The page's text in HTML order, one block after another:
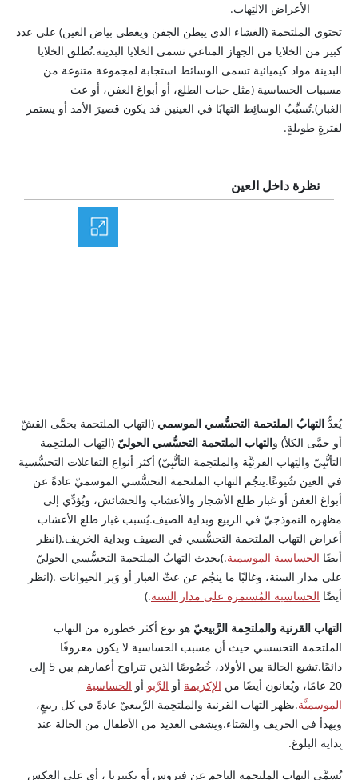
الأعراض الالتِهاب.
تحتوي الملتحمة (الغشاء الذي يبطن الجفن ويغطي بياض العين) على عدد
كبير من الخلايا من الجهاز المناعي تسمى الخلايا البدينة.تُطلق الخلايا
البدينة مواد كيميائية تسمى الوسائط استجابة لمجموعة متنوعة من
مسببات الحساسية (مثل حبات الطلع، أو أبواغ العفن، أو عث
الغبار).تُسبِّبُ الوسائِط التهابًا في العينين قد يكون قصيرَ الأمد أو يستمر
لفترةٍ طويلةٍ.
نظرة داخل العين
يُعدُّ التهابُ الملتحمة التحسُّسي الموسمي (التهاب الملتحمة بحمَّى القشّ
أو حمَّى الكلأ) والتهاب الملتحمة التحسُّسي الحوليّ (التِهاب الملتحِمة
التأتُّبِيّ والتِهاب القرنيَّة والملتحِمة التأتُّبِيّ) أكثر أنواع التفاعلات التحسُّسية
في العين شُيوعًا.ينجُم التهاب الملتحمة التحسُّسي الموسميّ عادةً عن
أبواغ العفن أو غبار طلع الأشجار والأعشاب والحشائش، ويُؤدِّي إلى
مظهره النموذجيّ في الربيع وبداية الصيف.يُسبب غبار طلع الأعشاب
أعراض التهاب الملتحمة التحسُّسي في الصيف وبداية الخريف.(انظر
أيضًا الحساسية الموسمية.)يحدث التهابُ الملتحمة التحسُّسي الحوليّ
على مدار السنة، وغالبًا ما ينجُم عن عثّ الغبار أو وَبر الحيوانات .(انظر
أيضًَا الحساسية المُستمرة على مدار السنة.)
التهاب القرنية والملتحِمة الرَّبيعيّ هو نوع أكثر خطورة من التهاب
الملتحمة التحسسي حيث أن مسبب الحساسية لا يكون معروفًا
دائمًا.تشيع الحالة بين الأولاد، خُصُوصًا الذين تتراوح أعمارهم بين 5 إلى
20 عامًا، ويُعانون أيضًا من
الإكزيمة أو الرَّبو أو الحساسية
الموسميَّة.يظهر التهاب القرنية والملتحِمة الرَّبيعيّ عادةً في كل ربيعٍ،
ويهدأ في الخريف والشتاء.ويشفى العديد من الأطفال من الحالة عند
بِداية البلوغ.
يُسمَّى التهاب الملتحمة الناجم عن فيروس أو بكتيريا ، أي على العكس